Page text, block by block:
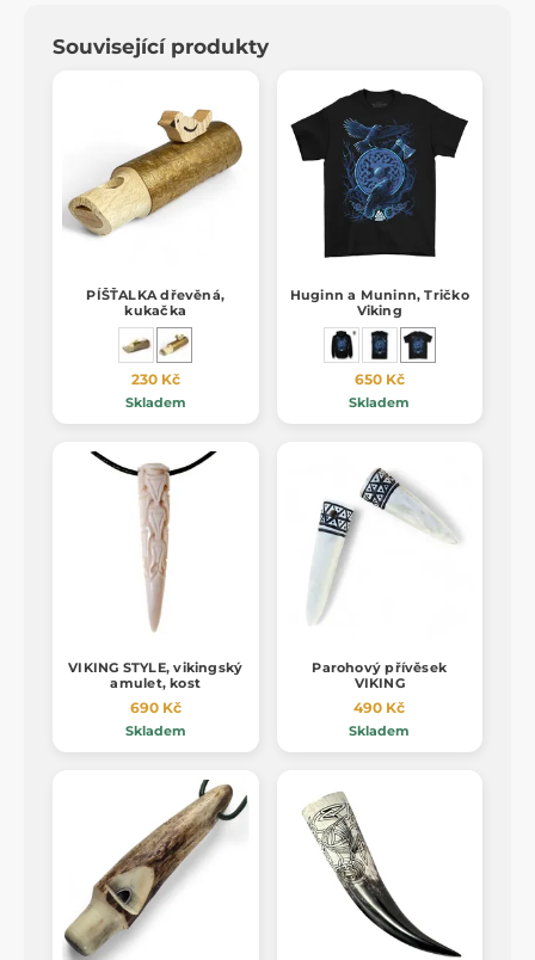
Související produkty
PÍŠŤALKA dřevěná,
kukačka
230 Kč
Skladem
Huginn a Muninn, Tričko
Viking
650 Kč
Skladem
VIKING STYLE, vikingský
amulet, kost
690 Kč
Skladem
Parohový přívěsek
VIKING
490 Kč
Skladem